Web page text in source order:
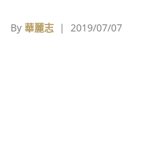
By 華麗志 | 2019/07/07